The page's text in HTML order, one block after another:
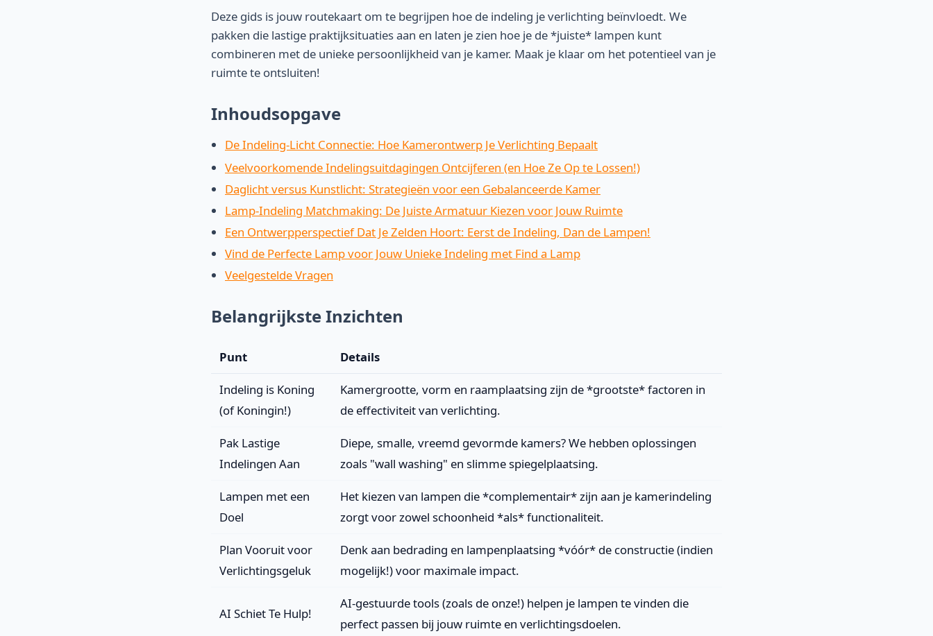
Deze gids is jouw routekaart om te begrijpen hoe de indeling je verlichting beïnvloedt. We
pakken die lastige praktijksituaties aan en laten je zien hoe je de *juiste* lampen kunt
combineren met de unieke persoonlijkheid van je kamer. Maak je klaar om het potentieel van je
ruimte te ontsluiten!
Inhoudsopgave
De Indeling-Licht Connectie: Hoe Kamerontwerp Je Verlichting Bepaalt
Veelvoorkomende Indelingsuitdagingen Ontcijferen (en Hoe Ze Op te Lossen!)
Daglicht versus Kunstlicht: Strategieën voor een Gebalanceerde Kamer
Lamp-Indeling Matchmaking: De Juiste Armatuur Kiezen voor Jouw Ruimte
Een Ontwerpperspectief Dat Je Zelden Hoort: Eerst de Indeling, Dan de Lampen!
Vind de Perfecte Lamp voor Jouw Unieke Indeling met Find a Lamp
Veelgestelde Vragen
Belangrijkste Inzichten
Punt Details
Indeling is Koning
(of Koningin!)
Kamergrootte, vorm en raamplaatsing zijn de *grootste* factoren in
de effectiviteit van verlichting.
Pak Lastige
Indelingen Aan
Diepe, smalle, vreemd gevormde kamers? We hebben oplossingen
zoals "wall washing" en slimme spiegelplaatsing.
Lampen met een
Doel
Het kiezen van lampen die *complementair* zijn aan je kamerindeling
zorgt voor zowel schoonheid *als* functionaliteit.
Plan Vooruit voor
Verlichtingsgeluk
Denk aan bedrading en lampenplaatsing *vóór* de constructie (indien
mogelijk!) voor maximale impact.
AI Schiet Te Hulp!
AI-gestuurde tools (zoals de onze!) helpen je lampen te vinden die
perfect passen bij jouw ruimte en verlichtingsdoelen.